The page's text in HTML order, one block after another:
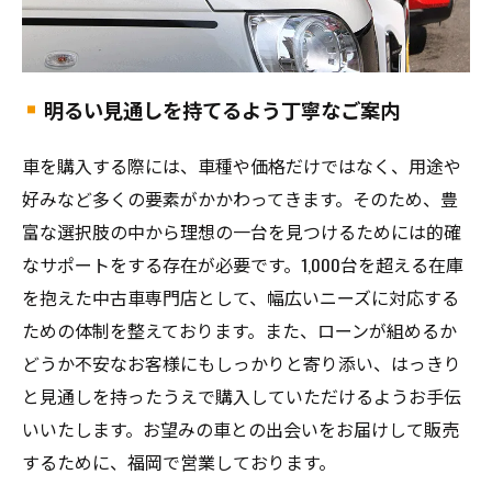
明るい見通しを持てるよう丁寧なご案内
車を購入する際には、車種や価格だけではなく、用途や
好みなど多くの要素がかかわってきます。そのため、豊
富な選択肢の中から理想の一台を見つけるためには的確
なサポートをする存在が必要です。1,000台を超える在庫
を抱えた中古車専門店として、幅広いニーズに対応する
ための体制を整えております。また、ローンが組めるか
どうか不安なお客様にもしっかりと寄り添い、はっきり
と見通しを持ったうえで購入していただけるようお手伝
いいたします。お望みの車との出会いをお届けして販売
するために、福岡で営業しております。